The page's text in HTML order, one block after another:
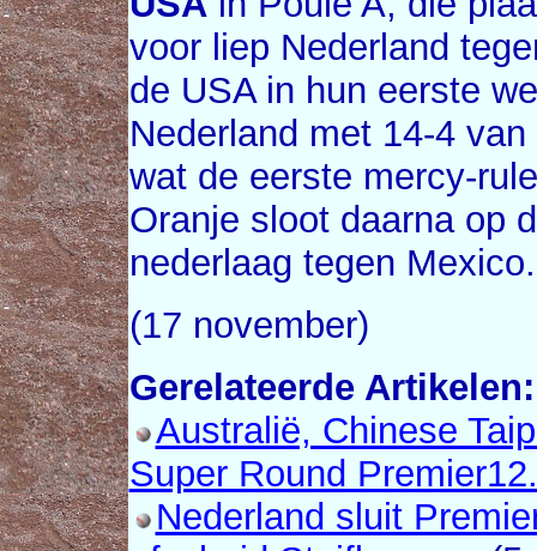
voor liep Nederland
de USA in hun eerste
Nederland met 14-4
wat de eerste mercy-
Oranje sloot daarna op
nederlaag tegen Mexico.
(17 november)
Gerelateerde Artikelen:
Australië, Chinese
Super Round Premier12.
Nederland sluit